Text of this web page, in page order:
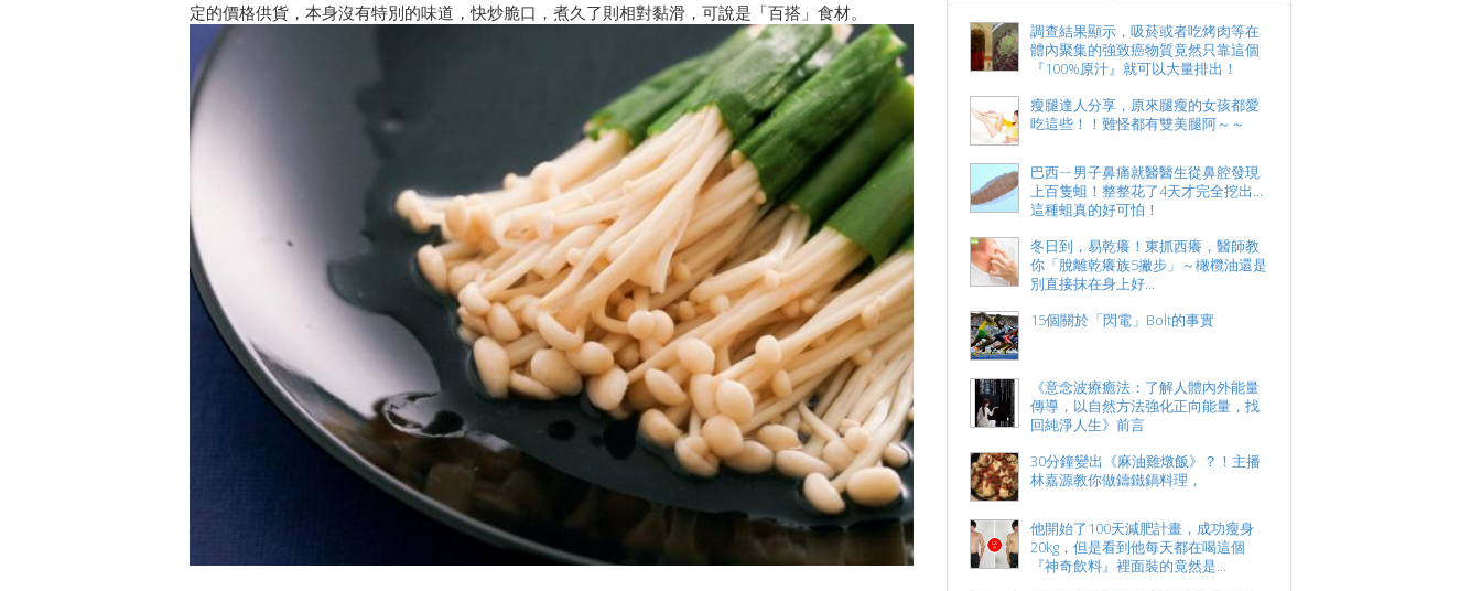
定的價格供貨，本身沒有特別的味道，快炒脆口，煮久了則相對黏滑，可說是「百搭」食材。
調查結果顯示，吸菸或者吃烤肉等在
體內聚集的強致癌物質竟然只靠這個
『100%原汁』就可以大量排出！
瘦腿達人分享，原來腿瘦的女孩都愛
吃這些！！難怪都有雙美腿阿～～
巴西ㄧ男子鼻痛就醫醫生從鼻腔發現
上百隻蛆！整整花了4天才完全挖出...
這種蛆真的好可怕！
冬日到，易乾癢！東抓西癢，醫師教
你「脫離乾癢族5撇步」～橄欖油還是
別直接抹在身上好...
15個關於「閃電」Bolt的事實
《意念波療癒法：了解人體內外能量
傳導，以自然方法強化正向能量，找
回純淨人生》前言
30分鐘變出《麻油雞燉飯》？！主播
林嘉源教你做鑄鐵鍋料理，
他開始了100天減肥計畫，成功瘦身
20kg，但是看到他每天都在喝這個
『神奇飲料』裡面裝的竟然是...